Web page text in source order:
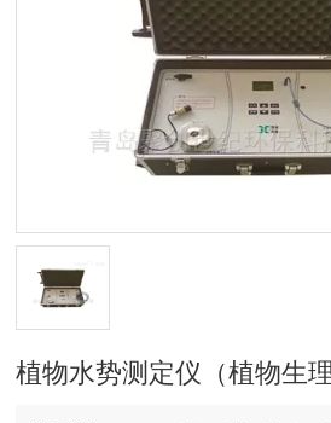
植物水势测定仪（植物生理